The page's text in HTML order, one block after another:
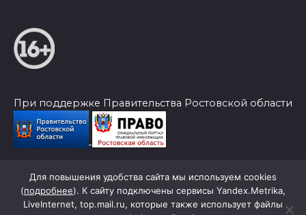
При поддержке Правительства Ростовской области
© 2026 Слава Труду
Для повышения удобства сайта мы используем cookies
(подробнее). К сайту подключены сервисы Yandex.Metrika,
LiveInternet, top.mail.ru, которые также использует файлы